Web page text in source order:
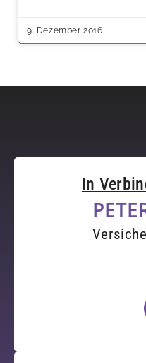
9. Dezember 2016
In